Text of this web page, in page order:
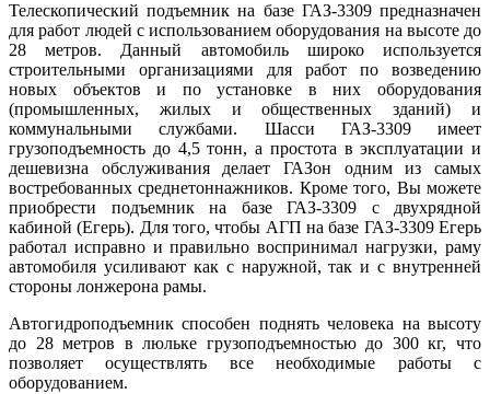
Телескопический подъемник на базе ГАЗ-3309 предназначен
для работ людей с использованием оборудования на высоте до
28 метров. Данный автомобиль широко используется
строительными организациями для работ по возведению
новых объектов и по установке в них оборудования
(промышленных, жилых и общественных зданий) и
коммунальными службами. Шасси ГАЗ-3309 имеет
грузоподъемность до 4,5 тонн, а простота в эксплуатации и
дешевизна обслуживания делает ГАЗон одним из самых
востребованных среднетоннажников. Кроме того, Вы можете
приобрести подъемник на базе ГАЗ-3309 с двухрядной
кабиной (Егерь). Для того, чтобы АГП на базе ГАЗ-3309 Егерь
работал исправно и правильно воспринимал нагрузки, раму
автомобиля усиливают как с наружной, так и с внутренней
стороны лонжерона рамы.
Автогидроподъемник способен поднять человека на высоту
до 28 метров в люльке грузоподъемностью до 300 кг, что
позволяет осуществлять все необходимые работы с
оборудованием.